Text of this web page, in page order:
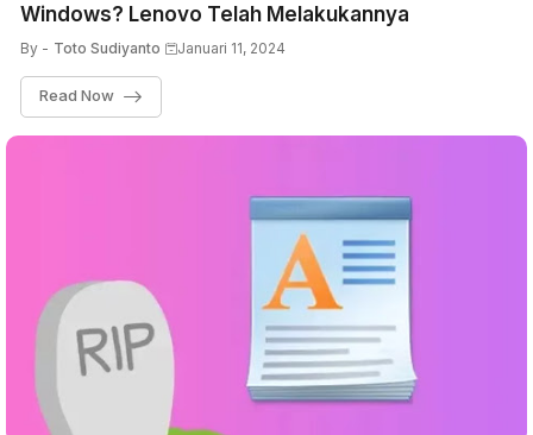
Windows? Lenovo Telah Melakukannya
By - Toto Sudiyanto Januari 11, 2024
Read Now